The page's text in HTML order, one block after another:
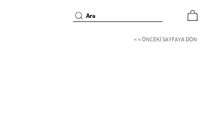
< < ÖNCEKI SAYFAYA DÖN